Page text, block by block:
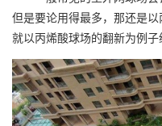
但是要论用得最多，那还是以
就以丙烯酸球场的翻新为例子